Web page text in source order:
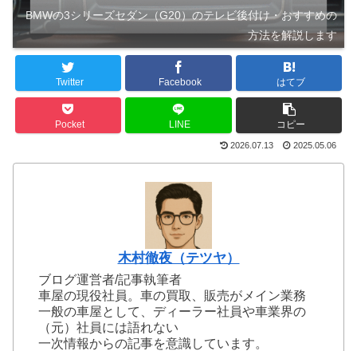
BMWの3シリーズセダン（G20）のテレビ後付け・おすすめの
方法を解説します
Twitter Facebook はてブ
Pocket LINE コピー
2026.07.13 2025.05.06
木村徹夜（テツヤ）
ブログ運営者/記事執筆者
車屋の現役社員。車の買取、販売がメイン業務
一般の車屋として、ディーラー社員や車業界の
（元）社員には語れない
一次情報からの記事を意識しています。